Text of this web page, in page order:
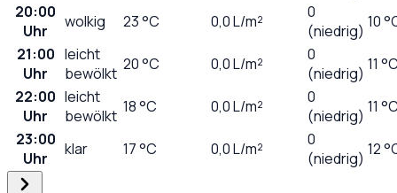
20:00
Uhr
wolkig 23°C 0,0L/m²
0
(niedrig) 10
21:00
Uhr
leicht
bewölkt 20°C 0,0L/m²
0
(niedrig) 11
22:00
Uhr
leicht
bewölkt 18°C 0,0L/m²
0
(niedrig) 11
23:00
Uhr
klar 17°C 0,0L/m²
0
(niedrig) 12